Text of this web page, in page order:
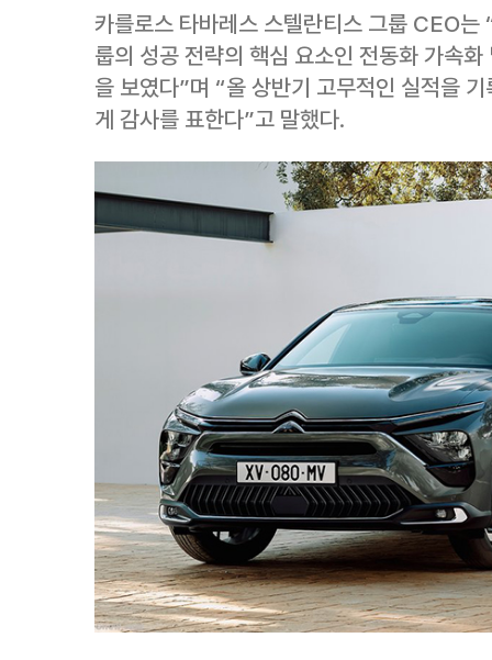
카를로스 타바레스 스텔란티스 그룹 CEO는
룹의 성공 전략의 핵심 요소인 전동화 가속
을 보였다”며 “올 상반기 고무적인 실적을
게 감사를 표한다”고 말했다.